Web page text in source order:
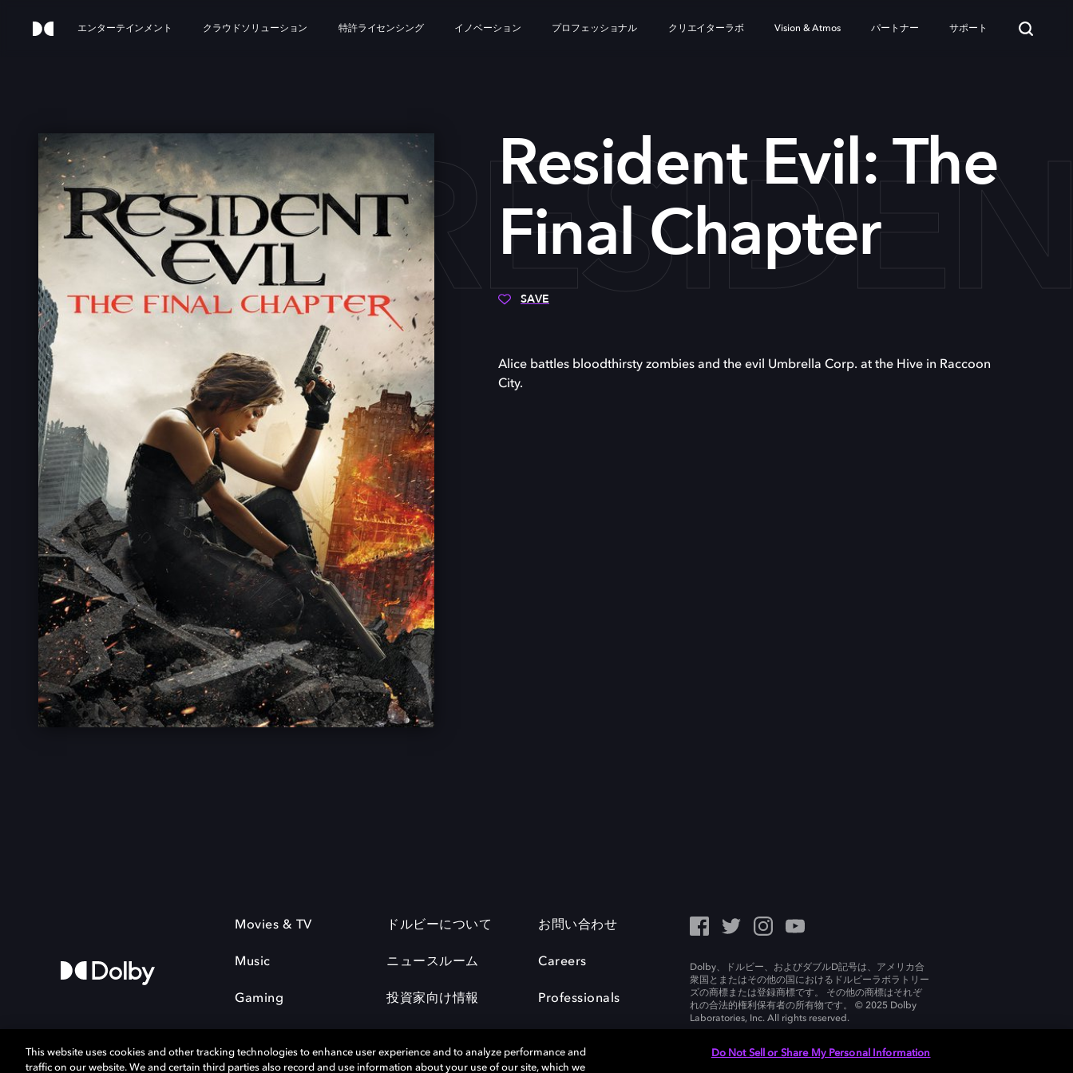
エンターテインメント クラウドソリューション 特許ライセンシング イノベーション プロフェッショナル クリエイターラボ Vision & Atmos パートナー サポート
Resident Evil: The
Final Chapter
SAVE
Alice battles bloodthirsty zombies and the evil Umbrella Corp. at the Hive in Raccoon
City.
Movies & TV
Music
Gaming
ドルビーについて
ニュースルーム
投資家向け情報
お問い合わせ
Careers
Professionals
Dolby、ドルビー、およびダブルD記号は、アメリカ合
衆国とまたはその他の国におけるドルビーラボラトリー
ズの商標または登録商標です。 その他の商標はそれぞ
れの合法的権利保有者の所有物です。 © 2025 Dolby
Laboratories, Inc. All rights reserved.
This website uses cookies and other tracking technologies to enhance user experience and to analyze performance and
traffic on our website. We and certain third parties also record and use information about your use of our site, which we
Do Not Sell or Share My Personal Information